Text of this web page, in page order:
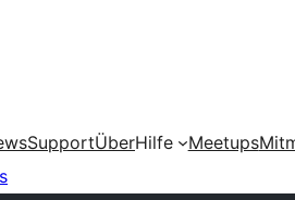
SupportÜberHilfe Meetups